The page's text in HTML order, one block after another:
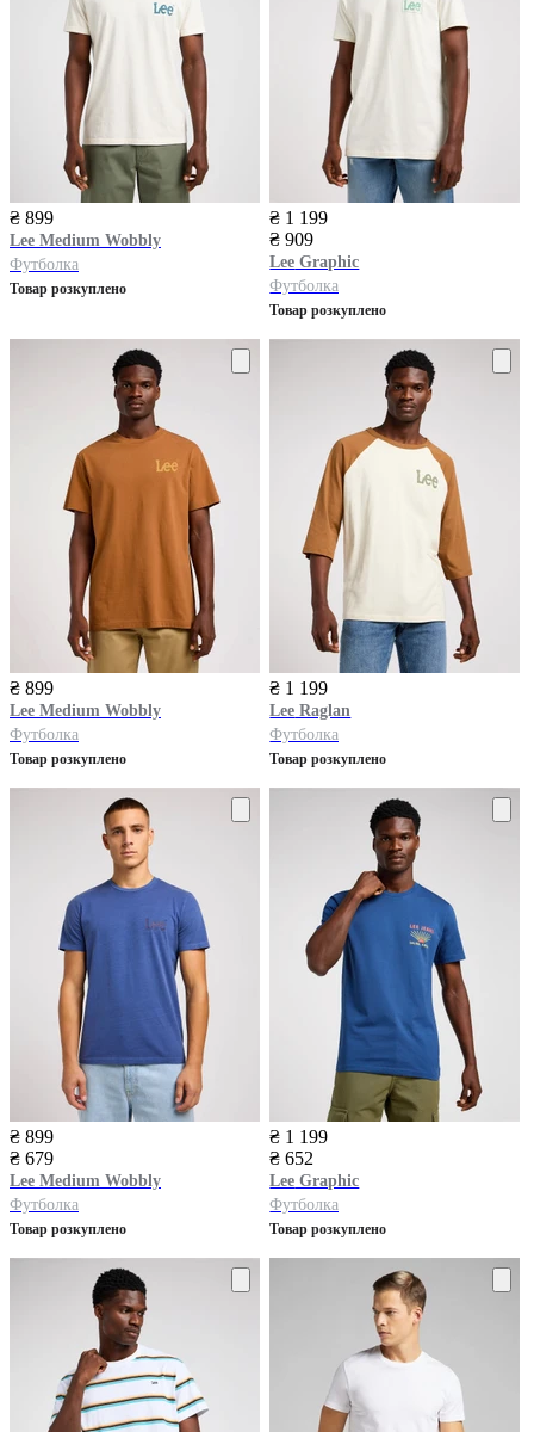
₴ 899
Lee Medium Wobbly
Футболка
Товар розкуплено
₴ 1 199
₴ 909
Lee Graphic
Футболка
Товар розкуплено
₴ 899
Lee Medium Wobbly
Футболка
Товар розкуплено
₴ 1 199
Lee Raglan
Футболка
Товар розкуплено
₴ 899
₴ 679
Lee Medium Wobbly
Футболка
Товар розкуплено
₴ 1 199
₴ 652
Lee Graphic
Футболка
Товар розкуплено